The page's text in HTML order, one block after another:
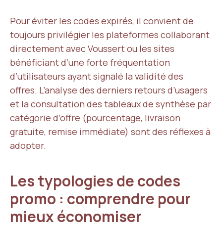
Pour éviter les codes expirés, il convient de
toujours privilégier les plateformes collaborant
directement avec Voussert ou les sites
bénéficiant d’une forte fréquentation
d’utilisateurs ayant signalé la validité des
offres. L’analyse des derniers retours d’usagers
et la consultation des tableaux de synthèse par
catégorie d’offre (pourcentage, livraison
gratuite, remise immédiate) sont des réflexes à
adopter.
Les typologies de codes
promo : comprendre pour
mieux économiser